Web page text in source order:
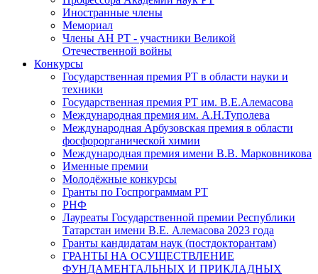
Иностранные члены
Мемориал
Члены АН РТ - участники Великой
Отечественной войны
Конкурсы
Государственная премия РТ в области науки и
техники
Государственная премия РТ им. В.Е.Алемасова
Международная премия им. А.Н.Туполева
Международная Арбузовская премия в области
фосфорорганической химии
Международная премия имени В.В. Марковникова
Именные премии
Молодёжные конкурсы
Гранты по Госпрограммам РТ
РНФ
Лауреаты Государственной премии Республики
Татарстан имени В.Е. Алемасова 2023 года
Гранты кандидатам наук (постдокторантам)
ГРАНТЫ НА ОСУЩЕСТВЛЕНИЕ
ФУНДАМЕНТАЛЬНЫХ И ПРИКЛАДНЫХ